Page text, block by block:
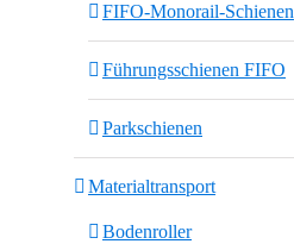
FIFO-Monorail-Schienen
Führungsschienen FIFO
Parkschienen
Materialtransport
Bodenroller